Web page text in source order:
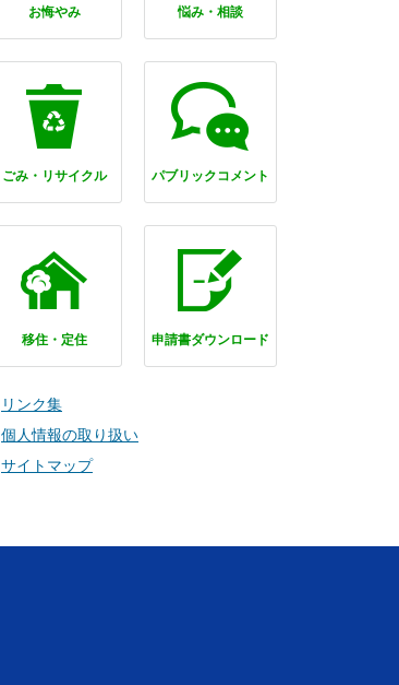
お悔やみ 悩み・相談
ごみ・リサイクル パブリックコメント
移住・定住 申請書ダウンロード
リンク集
個人情報の取り扱い
サイトマップ